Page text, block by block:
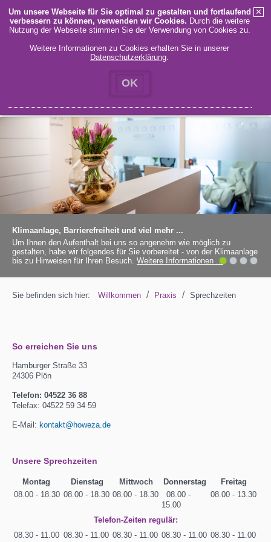
✕
Um unsere Webseite für Sie optimal zu gestalten und fortlaufend
verbessern zu können, verwenden wir Cookies. Durch die weitere
Nutzung der Webseite stimmen Sie der Verwendung von Cookies zu.
Weitere Informationen zu Cookies erhalten Sie in unserer
Datenschutzerklärung.
OK
MENÜ
Klimaanlage, Barrierefreiheit und viel mehr ...
Um Ihnen den Aufenthalt bei uns so angenehm wie möglich zu
gestalten, habe wir folgendes für Sie vorbereitet - von der Klimaanlage
bis zu Hinweisen für Ihren Besuch. Weitere Informationen ...1 2 3 4
Sie befinden sich hier: Willkommen / Praxis / Sprechzeiten
So erreichen Sie uns
Hamburger Straße 33
24306 Plön
Telefon: 04522 36 88
Telefax: 04522 59 34 59
E-Mail: kontakt@howeza.de
Unsere Sprechzeiten
Montag Dienstag Mittwoch Donnerstag
Freitag
08.00 - 18.30 08.00 - 18.30 08.00 - 18.30
08.00 -
15.00
08.00 - 13.30
Telefon-Zeiten regulär:
08.30 - 11.00 08.30 - 11.00 08.30 - 11.00 08.30 - 11.00 08.30 - 11.00